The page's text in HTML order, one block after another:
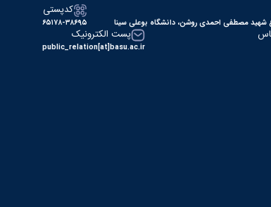
شهید مصطفی احمدی روشن، دانشگاه بوعلی سینا
کدپستی
۶۵۱۷۸-۳۸۶۹۵
پست الکترونیک
public_relation[at]basu.ac.ir